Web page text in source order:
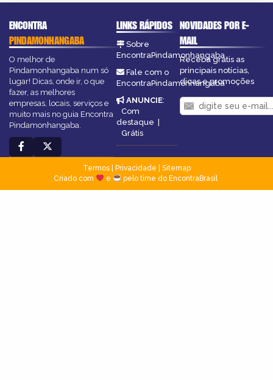
ENCONTRA
PINDAMONHANGABA
O melhor de
Pindamonhangaba num só
lugar! Dicas, onde ir, o que
fazer, as melhores
empresas, locais, serviços e
muito mais no guia Encontra
Pindamonhangaba.
LINKS RÁPIDOS
Sobre
EncontraPindamonhangaba
Fale com o
EncontraPindamonhangaba
ANUNCIE:
Com
destaque |
Grátis
NOVIDADES POR E-
MAIL
Receba grátis as
principais notícias,
dicas e promoções
Termos| Privacidade
Sitemap
Criado com
e pelo time do EncontraBrasil